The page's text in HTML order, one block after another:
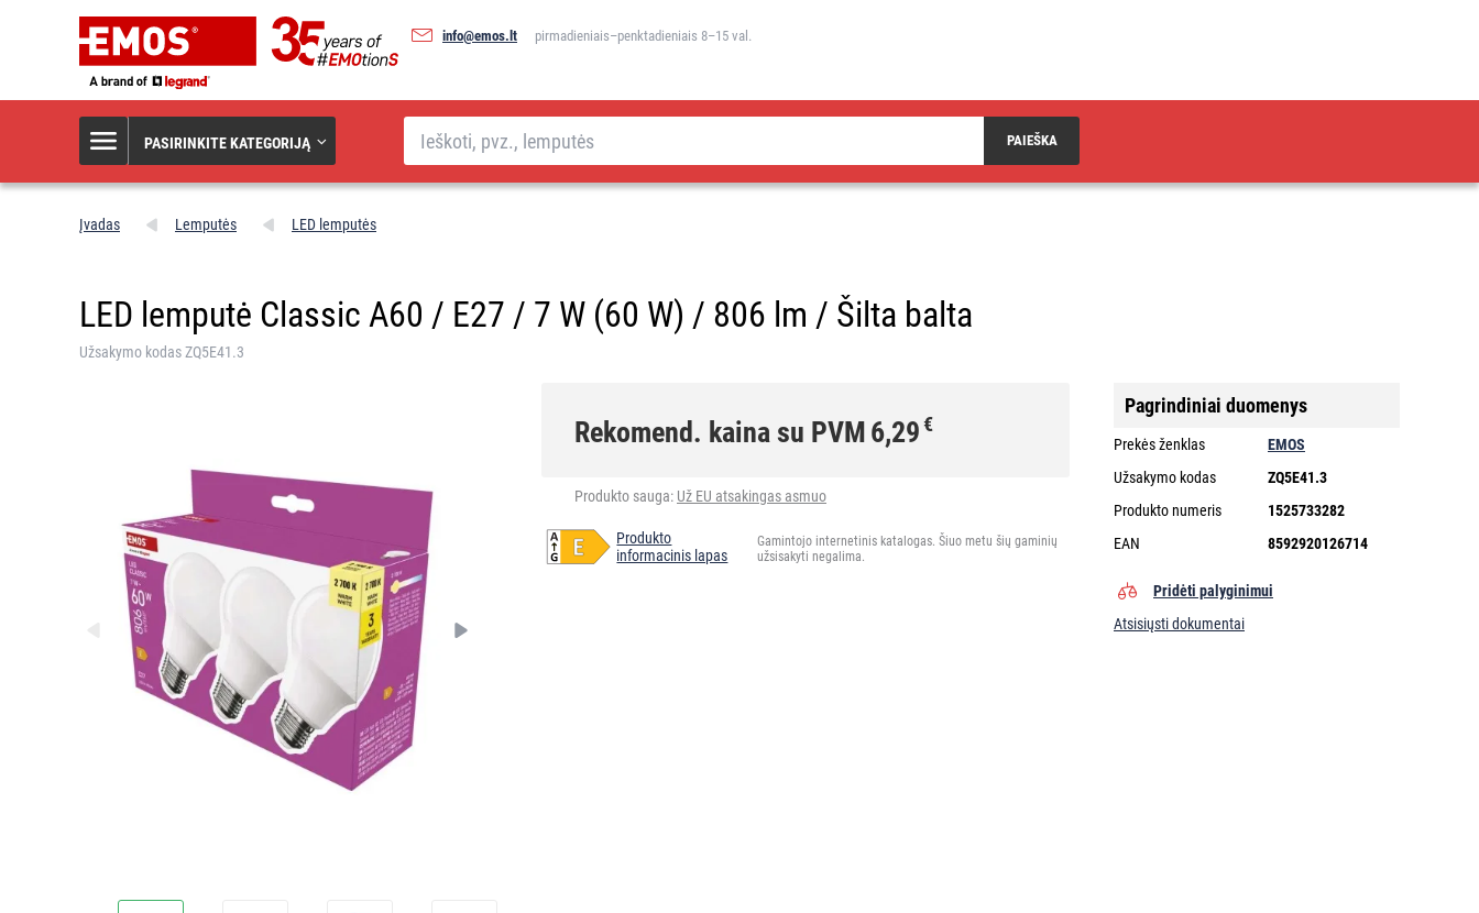
info@emos.lt pirmadieniais–penktadieniais 8–15 val.
PASIRINKITE KATEGORIJĄ
Paieška
PAIEŠKA
Įvadas Lemputės LED lemputės
LED lemputė Classic A60 / E27 / 7 W (60 W) / 806 lm / Šilta balta
Užsakymo kodas ZQ5E41.3
Rekomend. kaina su PVM 6,29€
Produkto sauga: Už EU atsakingas asmuo
Produkto
informacinis lapas
Gamintojo internetinis katalogas. Šiuo metu šių gaminių
užsisakyti negalima.
Pagrindiniai duomenys
Prekės ženklas
EMOS
Užsakymo kodas
ZQ5E41.3
Produkto numeris
1525733282
EAN
8592920126714
Pridėti palyginimui
Atsisiųsti dokumentai